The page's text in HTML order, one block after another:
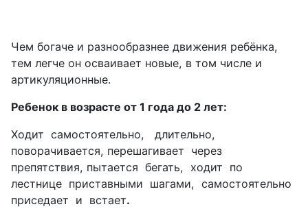
Чем богаче и разнообразнее движения ребёнка,
тем легче он осваивает новые, в том числе и
артикуляционные.
Ребенок в возрасте от 1 года до 2 лет:
Ходит самостоятельно,
длительно,
поворачивается, перешагивает через
препятствия, пытается бегать, ходит по
лестнице приставными шагами, самостоятельно
приседает и встает.